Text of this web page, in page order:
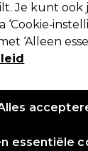
-
Je kunt ook
‘Alleen
essentiële